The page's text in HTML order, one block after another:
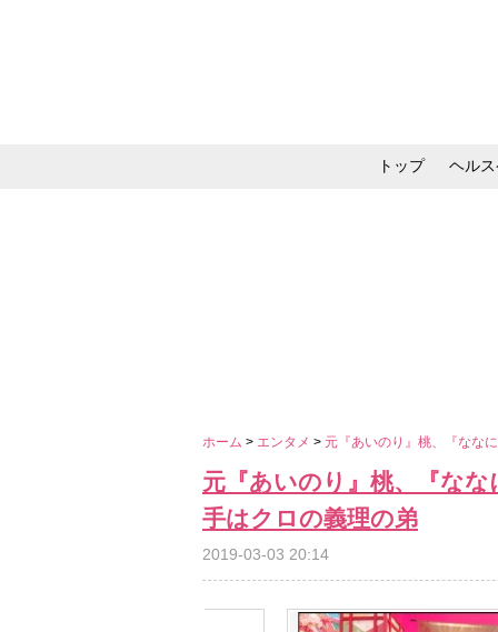
トップ ヘル
ホーム > エンタメ > 元『あいのり』桃、『なな
元『あいのり』桃、『な
手はクロの義理の弟
2019-03-03 20:14